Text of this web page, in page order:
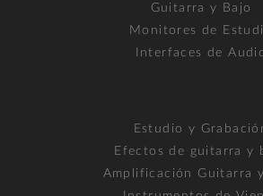
Guitarra y Bajo
Monitores de
Interfaces de
Estudio y
Efectos de guitarra y
Amplificación Guitarra